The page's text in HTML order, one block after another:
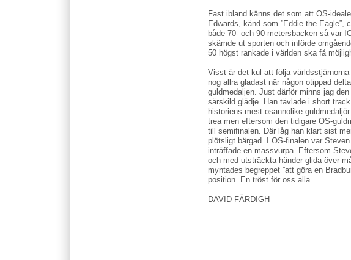
Fast ibland känns det som att OS-
Edwards, känd som ”Eddie the
både 70- och 90-metersbacken så var
skämde ut sporten och införde
50 högst rankade i världen ska få
Visst är det kul att följa
nog allra gladast när någon otippad
guldmedaljen. Just därför minns jag
särskild glädje. Han tävlade i short
historiens mest osannolike
trea men eftersom den tidigare OS-
till semifinalen. Där låg han klart sist
plötsligt bärgad. I OS-finalen var
inträffade en massvurpa. Eftersom
och med utsträckta händer glida över
myntades begreppet ”att göra en
position. En tröst för oss alla.
DAVID FÄRDIGH